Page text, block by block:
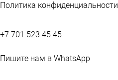
Политика конфиденциальности
+7 701 523 45 45
Пишите нам в WhatsApp